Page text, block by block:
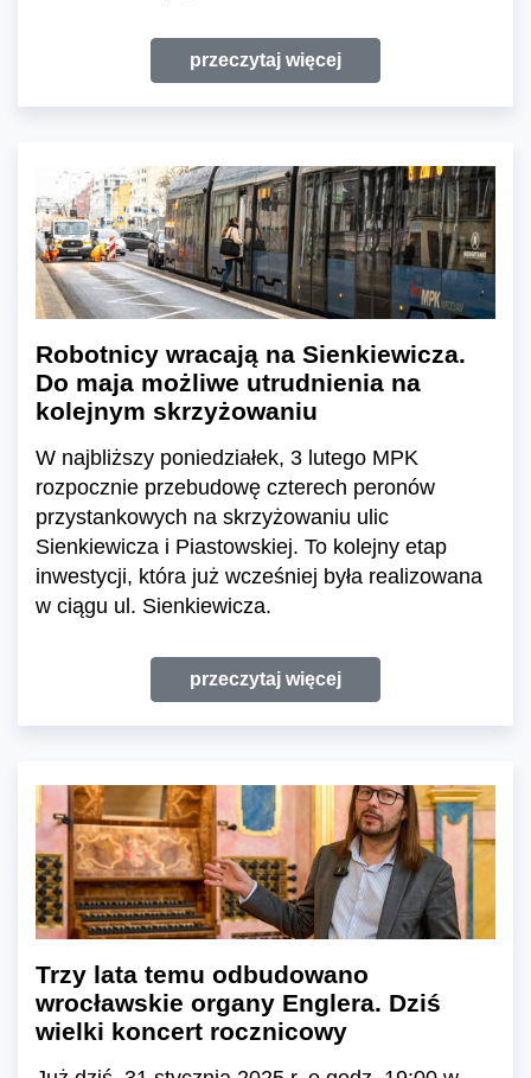
przeczytaj więcej
Robotnicy wracają na Sienkiewicza.
Do maja możliwe utrudnienia na
kolejnym skrzyżowaniu
W najbliższy poniedziałek, 3 lutego MPK
rozpocznie przebudowę czterech peronów
przystankowych na skrzyżowaniu ulic
Sienkiewicza i Piastowskiej. To kolejny etap
inwestycji, która już wcześniej była realizowana
w ciągu ul. Sienkiewicza.
przeczytaj więcej
Trzy lata temu odbudowano
wrocławskie organy Englera. Dziś
wielki koncert rocznicowy